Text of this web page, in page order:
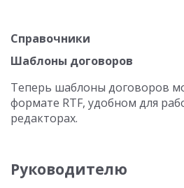
Справочники
Шаблоны договоров
Теперь шаблоны договоров
формате RTF, удобном для
редакторах.
Руководителю